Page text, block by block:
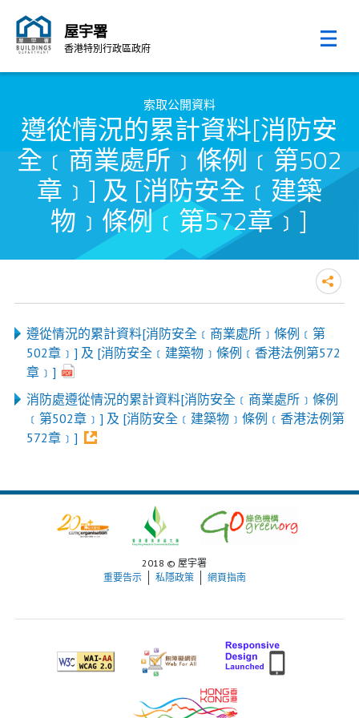
屋宇署
香港特別行政區政府
索取公開資料
遵從情況的累計資料[消防安
全﹝商業處所﹞條例﹝第502
章﹞] 及 [消防安全﹝建築
物﹞條例﹝第572章﹞]
遵從情況的累計資料[消防安全﹝商業處所﹞條例﹝第
502章﹞] 及 [消防安全﹝建築物﹞條例﹝香港法例第572
章﹞]
消防處遵從情況的累計資料[消防安全﹝商業處所﹞條例
﹝第502章﹞] 及 [消防安全﹝建築物﹞條例﹝香港法例第
572章﹞]
2018 © 屋宇署
重要告示
私隱政策 網頁指南